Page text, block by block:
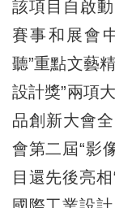
該項目自啟
賽事和展會
聽”重點文藝
設計獎”兩項
品創新大會
會第二屆“影
目還先後亮